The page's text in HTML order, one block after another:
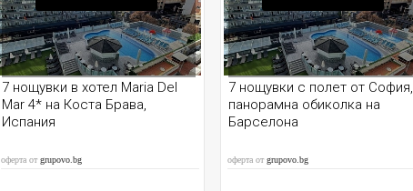
7 нощувки в хотел Maria Del
Mar 4* на Коста Брава,
Испания
оферта от grupovo.bg
7 нощувки с полет от София,
панорамна обиколка на
Барселона
оферта от grupovo.bg